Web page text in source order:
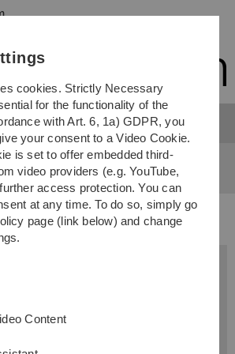
Skip
Skip
Skip
Skip
... 38 Grüne Säule
der mensa
Dolomit
cookies. Strictly Necessary
for the functionality of the
with Art. 6, 1a) GDPR, you
your consent to a Video Cookie.
is set to offer embedded third-
video providers (e.g. YouTube,
access protection. You can
at any time. To do so, simply go
page (link below) and change
Content